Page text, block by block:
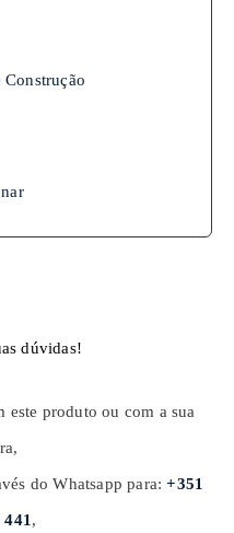
dúvidas!
este produto ou com a sua
do Whatsapp para:+351
441,